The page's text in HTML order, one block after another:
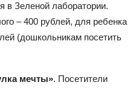
в Зеленой лаборатории.
– 400 рублей, для ребенка
(дошкольникам посетить
мечты». Посетители